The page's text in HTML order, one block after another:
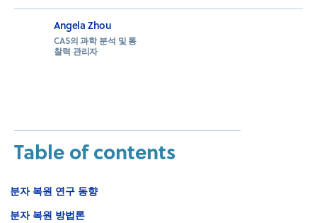
Angela Zhou
CAS의 과학 분석 및 통
찰력 관리자
Table of contents
분자 복원 연구 동향
분자 복원 방법론